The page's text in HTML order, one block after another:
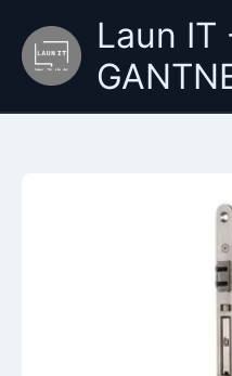
Inhalt
springen
Laun IT